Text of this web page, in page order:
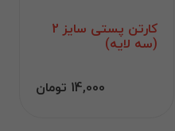
کارتن پستی سایز 2
(سه لایه)
14,000 تومان